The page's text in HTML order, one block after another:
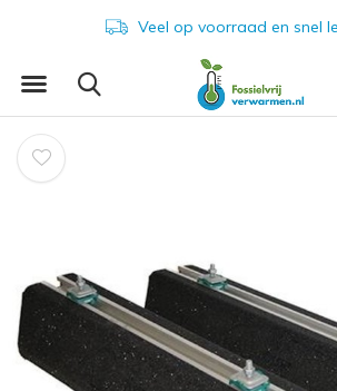
Veel op voorraad en snel